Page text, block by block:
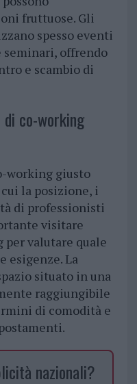
fruttuose. Gli
spesso eventi
offrendo
e scambio di
co-working
working giusto
la posizione, i
di professionisti
visitare
valutare quale
esigenze. La
situato in una
raggiungibile
di comodità e
nazionali?